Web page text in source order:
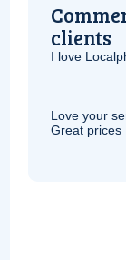
clients
I love
Love your
Great prices